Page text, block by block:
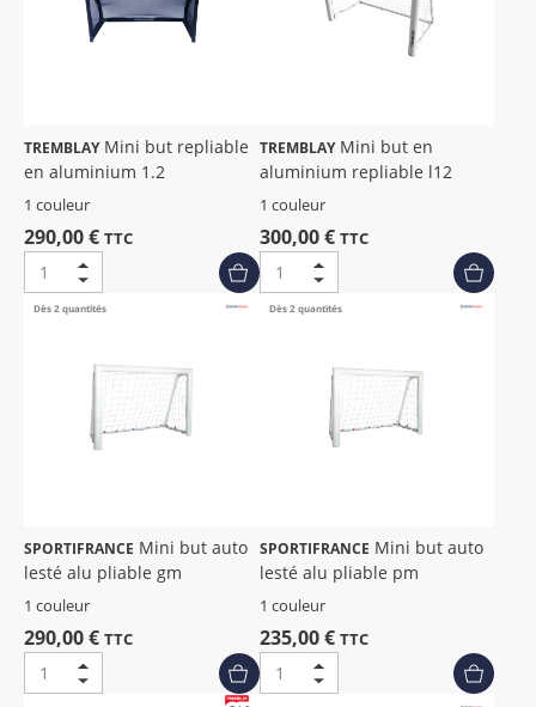
TREMBLAYMini but repliable
en aluminium 1.2
1 couleur
290,00 € TTC
TREMBLAYMini but en
aluminium repliable l12
1 couleur
300,00 € TTC
Dès 2 quantités
SPORTIFRANCE
lesté alu pliable gm
1 couleur
290,00 € TTC
Dès 2 quantités
SPORTIFRANCE
lesté alu pliable pm
1 couleur
235,00 € TTC